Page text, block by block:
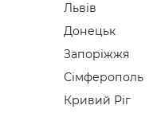
Львів
Донецьк
Запоріжжя
Сімферополь
Кривий Ріг